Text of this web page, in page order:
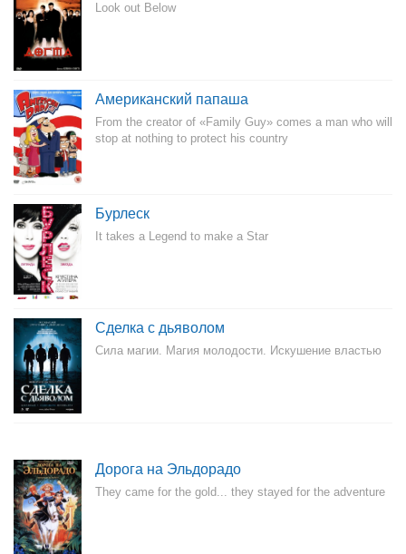
Look out Below
Американский папаша
From the creator of «Family Guy» comes a man who will
stop at nothing to protect his country
Бурлеск
It takes a Legend to make a Star
Сделка с дьяволом
Сила магии. Магия молодости. Искушение властью
Дорога на Эльдорадо
They came for the gold... they stayed for the adventure